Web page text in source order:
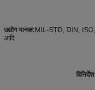
उद्योग मानक:MIL-STD, DIN,
आदि